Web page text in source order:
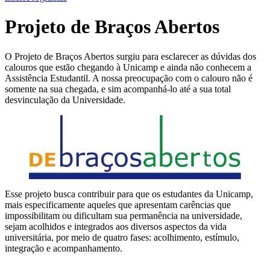
Projeto de Braços Abertos
O Projeto de Braços Abertos surgiu para esclarecer as dúvidas dos
calouros que estão chegando à Unicamp e ainda não conhecem a
Assistência Estudantil. A nossa preocupação com o calouro não é
somente na sua chegada, e sim acompanhá-lo até a sua total
desvinculação da Universidade.
Esse projeto busca contribuir para que os estudantes da Unicamp,
mais especificamente aqueles que apresentam carências que
impossibilitam ou dificultam sua permanência na universidade,
sejam acolhidos e integrados aos diversos aspectos da vida
universitária, por meio de quatro fases: acolhimento, estímulo,
integração e acompanhamento.